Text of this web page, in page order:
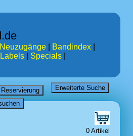
Neuzugänge Bandindex
Specials
0 Artikel